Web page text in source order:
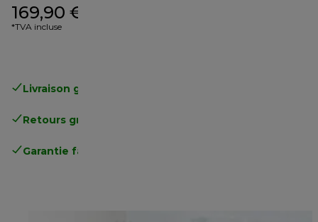
169,90 €
*TVA incluse
Livraison gratuite
Retours gratuits
Garantie fabricant complète